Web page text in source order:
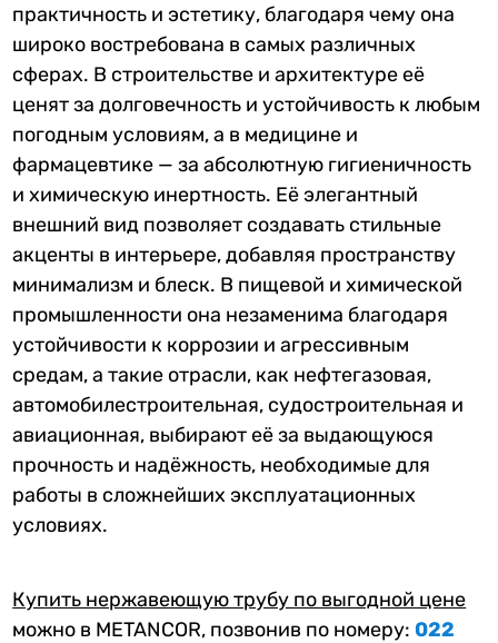
практичность и эстетику, благодаря чему она
широко востребована в самых различных
сферах. В строительстве и архитектуре её
ценят за долговечность и устойчивость к любым
погодным условиям, а в медицине и
фармацевтике — за абсолютную гигиеничность
и химическую инертность. Её элегантный
внешний вид позволяет создавать стильные
акценты в интерьере, добавляя пространству
минимализм и блеск. В пищевой и химической
промышленности она незаменима благодаря
устойчивости к коррозии и агрессивным
средам, а такие отрасли, как нефтегазовая,
автомобилестроительная, судостроительная и
авиационная, выбирают её за выдающуюся
прочность и надёжность, необходимые для
работы в сложнейших эксплуатационных
условиях.
Купить нержавеющую трубу по выгодной цене
можно в METANCOR, позвонив по номеру: 022